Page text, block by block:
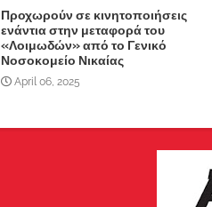
Προχωρούν σε κινητοποιήσεις
ενάντια στην μεταφορά του
«Λοιμωδών» από το Γενικό
Νοσοκομείο Νικαίας
April 06, 2025